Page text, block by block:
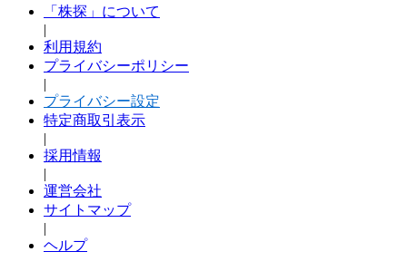
「株探」について
|
利用規約
プライバシーポリシー
|
プライバシー設定
特定商取引表示
|
採用情報
|
運営会社
サイトマップ
|
ヘルプ